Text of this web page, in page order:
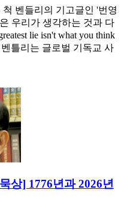
벤들리의 기고글인 '번영
우리가 생각하는 것과 다
lie isn't what you think
틀리는 글로벌 기독교 사
상] 1776년과 2026년